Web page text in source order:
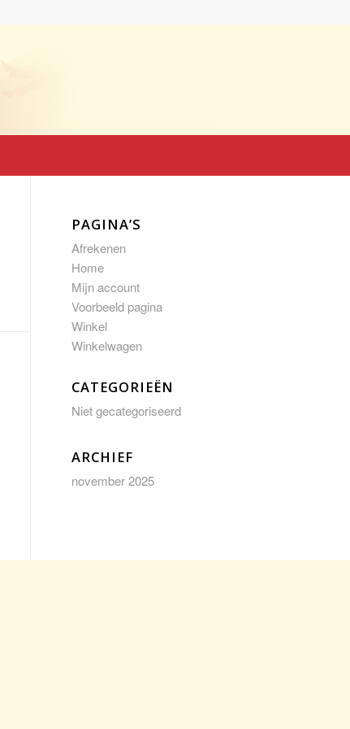
PAGINA’S
Afrekenen
Home
Mijn account
Voorbeeld pagina
Winkel
Winkelwagen
CATEGORIEËN
Niet gecategoriseerd
ARCHIEF
november 2025